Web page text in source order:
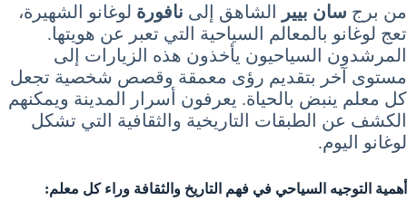
من برج سان بيير الشاهق إلى نافورة لوغانو الشهيرة،
تعج لوغانو بالمعالم السياحية التي تعبر عن هويتها.
المرشدون السياحيون يأخذون هذه الزيارات إلى
مستوى آخر بتقديم رؤى معمقة وقصص شخصية تجعل
كل معلم ينبض بالحياة. يعرفون أسرار المدينة ويمكنهم
الكشف عن الطبقات التاريخية والثقافية التي تشكل
لوغانو اليوم.
أهمية التوجيه السياحي في فهم التاريخ والثقافة وراء كل معلم: